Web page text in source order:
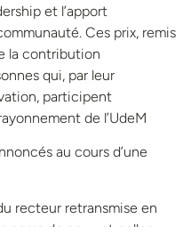
et l’apport
Ces prix, remis
la contribution
qui, par leur
participent
de l’UdeM
au cours d’une
recteur retransmise en